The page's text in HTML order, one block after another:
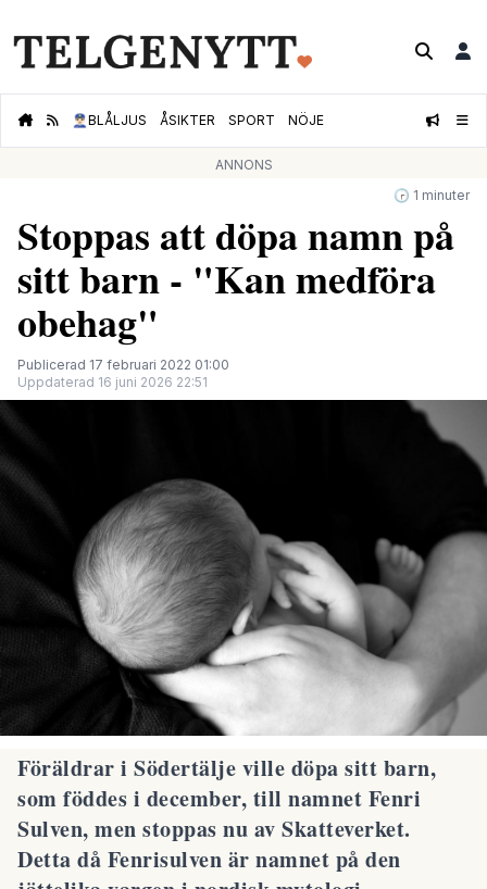
👮🏻‍♂️BLÅLJUS ÅSIKTER SPORT NÖJE
ANNONS
🕝 1 minuter
Stoppas att döpa namn på
sitt barn - "Kan medföra
obehag"
Publicerad 17 februari 2022 01:00
Uppdaterad 16 juni 2026 22:51
Föräldrar i Södertälje ville döpa sitt barn,
som föddes i december, till namnet Fenri
Sulven, men stoppas nu av Skatteverket.
Detta då Fenrisulven är namnet på den